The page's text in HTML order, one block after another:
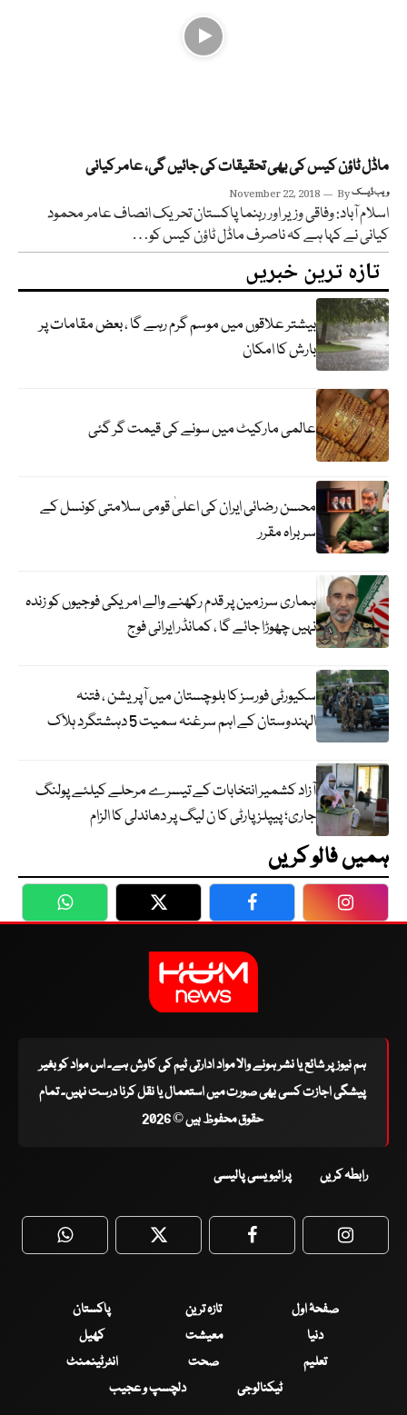
ماڈل ٹاؤن کیس کی بھی تحقیقات کی جائیں گی، عامر کیانی
November 22, 2018 Byویب ڈیسک
اسلام آباد: وفاقی وزیر اور رہنما پاکستان تحریک انصاف عامر محمود
کیانی نے کہا ہے کہ ناصرف ماڈل ٹاؤن کیس کو…
تازہ ترین خبریں
بیشتر علاقوں میں موسم گرم رہے گا ، بعض مقامات پر
بارش کا امکان
عالمی مارکیٹ میں سونے کی قیمت گر گئی
محسن رضائی ایران کی اعلیٰ قومی سلامتی کونسل کے
سربراہ مقرر
ہماری سرزمین پر قدم رکھنے والے امریکی فوجیوں کو زندہ
نہیں چھوڑا جائے گا ، کمانڈر ایرانی فوج
سکیورٹی فورسز کا بلوچستان میں آپریشن ، فتنہ
الہندوستان کے اہم سرغنہ سمیت 5 دہشتگرد ہلاک
آزاد کشمیر انتخابات کے تیسرے مرحلے کیلئے پولنگ
جاری؛ پیپلز پارٹی کا ن لیگ پر دھاندلی کا الزام
ہمیں فالو کریں
WhatsApp Twitter Facebook
ہم نیوز پر شائع یا نشر ہونے والا مواد ادارتی ٹیم کی کاوش ہے۔ اس مواد کو بغیر
پیشگی اجازت کسی بھی صورت میں استعمال یا نقل کرنا درست نہیں۔ تمام
حقوق محفوظ ہیں © 2026
رابطہ کریں پرائیویسی پالیسی
WhatsApp Twitter Facebook
صفحۂ اول تازہ ترین
پاکستان
دنیا
معیشت
کھیل
تعلیم
صحت
انٹرٹینمنٹ
ٹیکنالوجی
دلچسپ و عجیب